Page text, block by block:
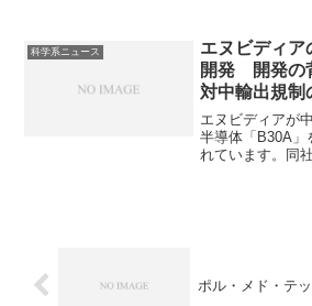
ことができます
科学系ニュース
エヌビディア
開発 開発の
対中輸出規制
エヌビディアが
半導体「B30A」
れています。同
ポル・メド・テ